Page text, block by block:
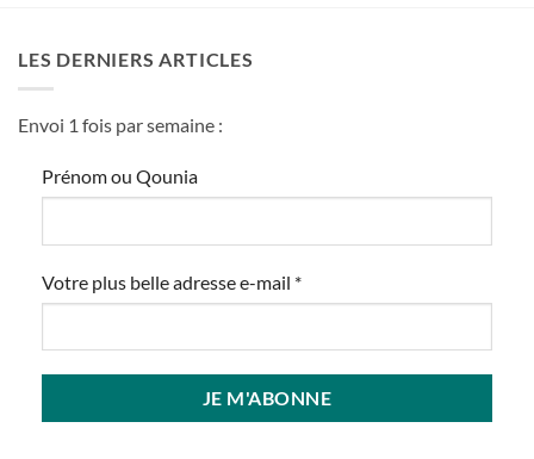
LES DERNIERS ARTICLES
Envoi 1 fois par semaine :
Prénom ou Qounia
Votre plus belle adresse e-mail *